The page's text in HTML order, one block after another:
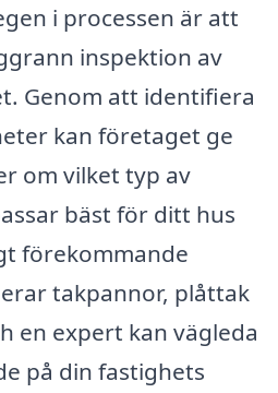
i processen är att
inspektion av
Genom att identifiera
kan företaget ge
om vilket typ av
bäst för ditt hus
förekommande
takpannor, plåttak
en expert kan vägleda
på din fastighets